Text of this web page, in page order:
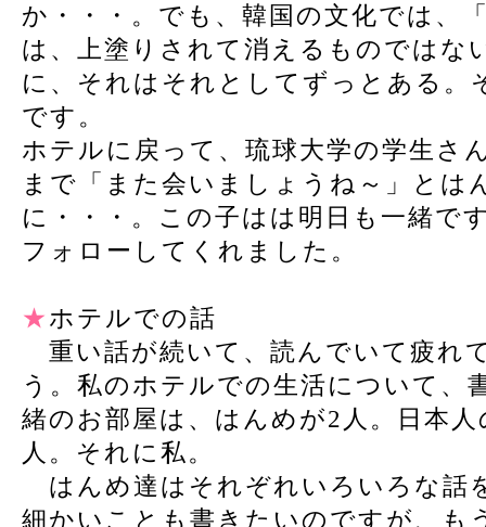
か・・・。でも、韓国の文化では、
は、上塗りされて消えるものではな
に、それはそれとしてずっとある。
です。
ホテルに戻って、琉球大学の学生さ
まで「また会いましょうね～」とは
に・・・。この子はは明日も一緒で
フォローしてくれました。
★ ホテルでの話
重い話が続いて、読んでいて疲れ
う。私のホテルでの生活について、
緒のお部屋は、はんめが2人。日本
人。それに私。
はんめ達はそれぞれいろいろな話
細かいことも書きたいのですが、も